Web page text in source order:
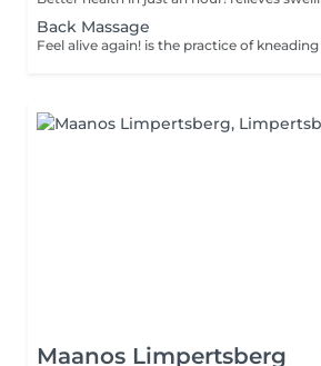
Back Massage
Maanos Limpertsberg